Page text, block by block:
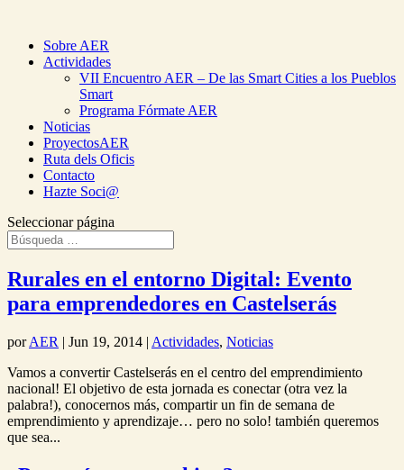
Sobre AER
Actividades
VII Encuentro AER – De las Smart Cities a los Pueblos
Smart
Programa Fórmate AER
Noticias
ProyectosAER
Ruta dels Oficis
Contacto
Hazte Soci@
Seleccionar página
Rurales en el entorno Digital: Evento
para emprendedores en Castelserás
porAER | Jun 19, 2014 | Actividades, Noticias
Vamos a convertir Castelserás en el centro del emprendimiento
nacional! El objetivo de esta jornada es conectar (otra vez la
palabra!), conocernos más, compartir un fin de semana de
emprendimiento y aprendizaje… pero no solo! también queremos
que sea...